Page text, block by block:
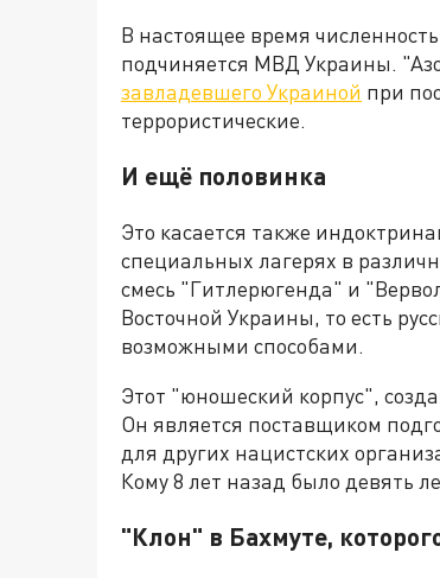
В настоящее время
подчиняется МВД Украины.
завладевшего Украиной при
террористические.
И ещё половинка
Это касается также
специальных лагерях в
смесь "Гитлерюгенда" и
Восточной Украины, то есть
возможными способами.
Этот "юношеский корпус",
Он является поставщиком
для других нацистских
Кому 8 лет назад было девять
"Клон" в Бахмуте,